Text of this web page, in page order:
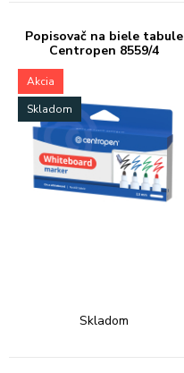
Popisovač na biele tabule
Centropen 8559/4
Akcia
Skladom
Skladom